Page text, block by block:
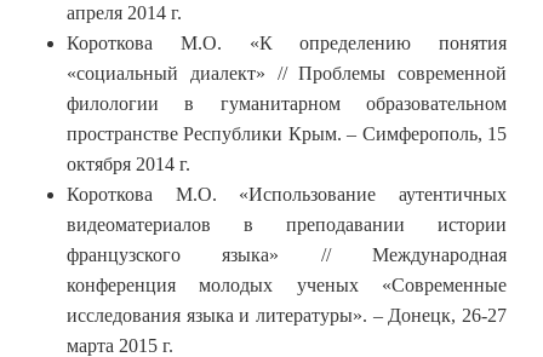
апреля 2014 г.
Короткова М.О. «К определению понятия
«социальный диалект» // Проблемы современной
филологии в гуманитарном образовательном
пространстве Республики Крым. – Симферополь, 15
октября 2014 г.
Короткова М.О. «Использование аутентичных
видеоматериалов в преподавании истории
французского языка» // Международная
конференция молодых ученых «Современные
исследования языка и литературы». – Донецк, 26-27
марта 2015 г.